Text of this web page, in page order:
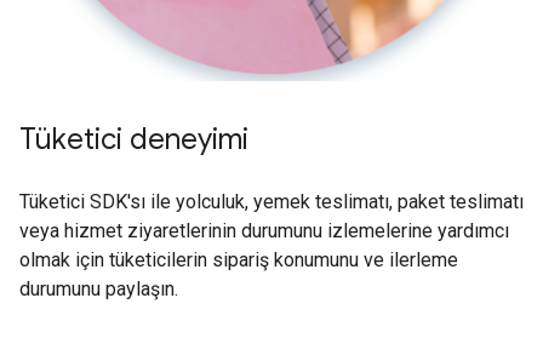
Tüketici deneyimi
Tüketici SDK'sı ile yolculuk, yemek teslimatı, paket teslimatı
veya hizmet ziyaretlerinin durumunu izlemelerine yardımcı
olmak için tüketicilerin sipariş konumunu ve ilerleme
durumunu paylaşın.